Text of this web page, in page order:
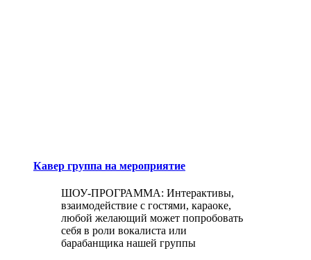
Кавер группа на мероприятие
ШОУ-ПРОГРАММА: Интерактивы,
взаимодействие с гостями, караоке,
любой желающий может попробовать
себя в роли вокалиста или
барабанщика нашей группы